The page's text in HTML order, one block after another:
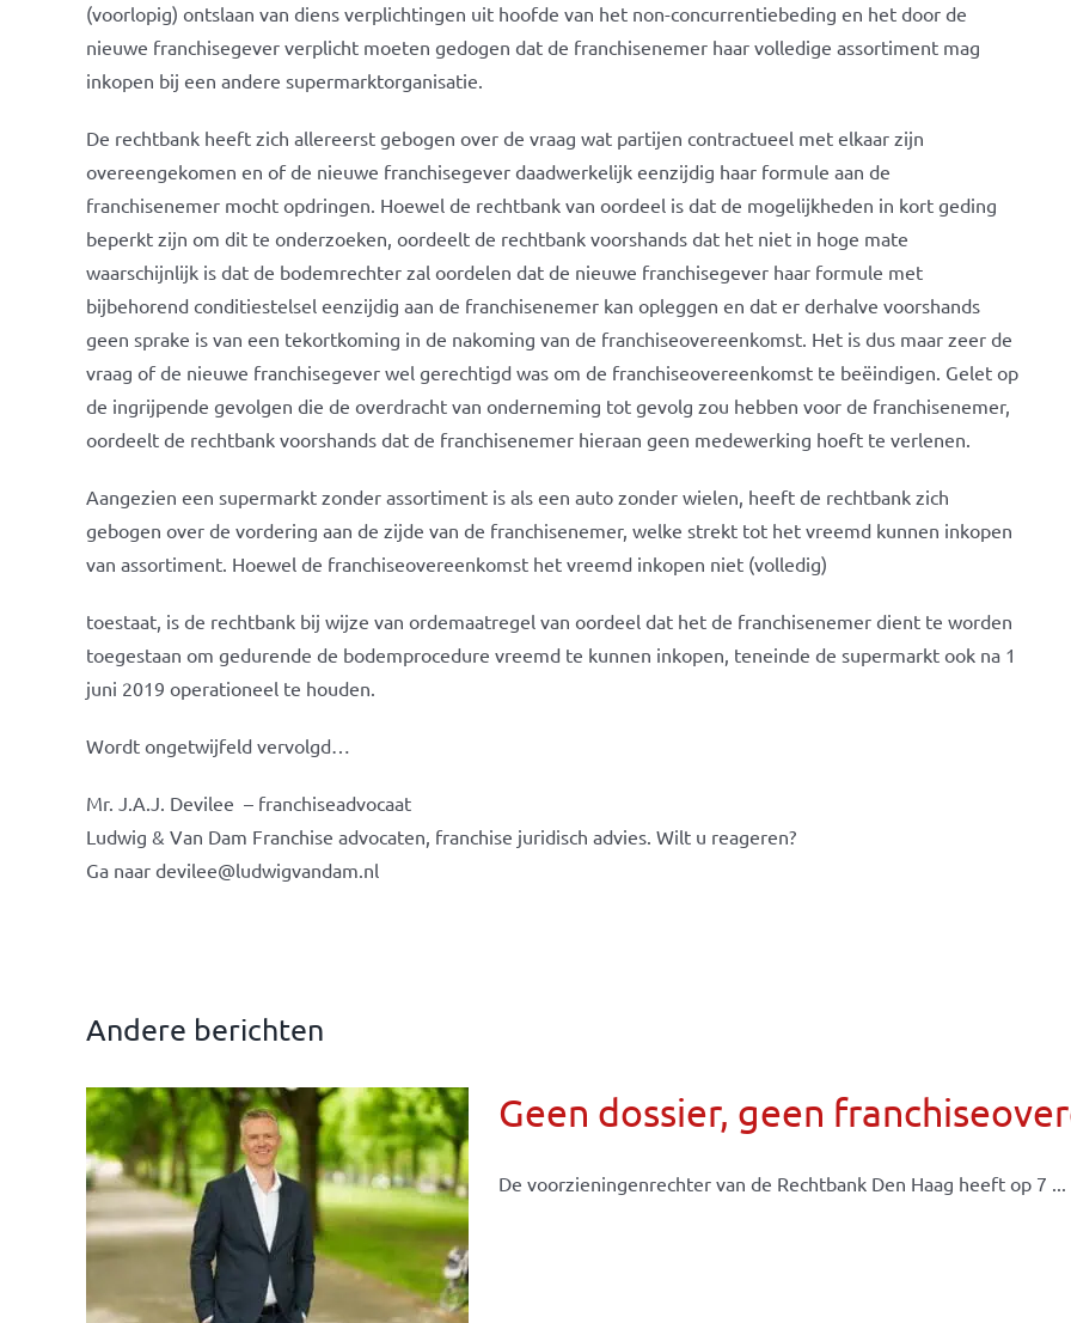
(voorlopig) ontslaan van diens verplichtingen uit hoofde van het non-concurrentiebeding en het door de
nieuwe franchisegever verplicht moeten gedogen dat de franchisenemer haar volledige assortiment mag
inkopen bij een andere supermarktorganisatie.
De rechtbank heeft zich allereerst gebogen over de vraag wat partijen contractueel met elkaar zijn
overeengekomen en of de nieuwe franchisegever daadwerkelijk eenzijdig haar formule aan de
franchisenemer mocht opdringen. Hoewel de rechtbank van oordeel is dat de mogelijkheden in kort geding
beperkt zijn om dit te onderzoeken, oordeelt de rechtbank voorshands dat het niet in hoge mate
waarschijnlijk is dat de bodemrechter zal oordelen dat de nieuwe franchisegever haar formule met
bijbehorend conditiestelsel eenzijdig aan de franchisenemer kan opleggen en dat er derhalve voorshands
geen sprake is van een tekortkoming in de nakoming van de franchiseovereenkomst. Het is dus maar zeer de
vraag of de nieuwe franchisegever wel gerechtigd was om de franchiseovereenkomst te beëindigen. Gelet op
de ingrijpende gevolgen die de overdracht van onderneming tot gevolg zou hebben voor de franchisenemer,
oordeelt de rechtbank voorshands dat de franchisenemer hieraan geen medewerking hoeft te verlenen.
Aangezien een supermarkt zonder assortiment is als een auto zonder wielen, heeft de rechtbank zich
gebogen over de vordering aan de zijde van de franchisenemer, welke strekt tot het vreemd kunnen inkopen
van assortiment. Hoewel de franchiseovereenkomst het vreemd inkopen niet (volledig)
toestaat, is de rechtbank bij wijze van ordemaatregel van oordeel dat het de franchisenemer dient te worden
toegestaan om gedurende de bodemprocedure vreemd te kunnen inkopen, teneinde de supermarkt ook na 1
juni 2019 operationeel te houden.
Wordt ongetwijfeld vervolgd…
Mr. J.A.J. Devilee – franchiseadvocaat
Ludwig & Van Dam Franchise advocaten, franchise juridisch advies. Wilt u reageren?
Ga naar devilee@ludwigvandam.nl
Andere berichten
Geen dossier, geen
De voorzieningenrechter van de Rechtbank Den Haag heeft op 7 ...